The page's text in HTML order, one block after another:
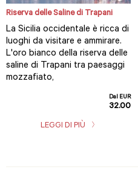
Riserva delle Saline di Trapani
La Sicilia occidentale è ricca di
luoghi da visitare e ammirare.
L'oro bianco della riserva delle
saline di Trapani tra paesaggi
mozzafiato,
Dal EUR
32.00
LEGGI DI PIÙ